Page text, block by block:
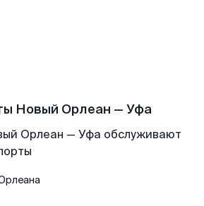
Новый Орлеан — Уфа
Орлеан — Уфа обслуживают